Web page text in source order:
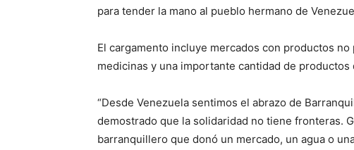
para tender la mano al pueblo hermano de
El cargamento incluye mercados con productos
medicinas y una importante cantidad de
“Desde Venezuela sentimos el abrazo de
demostrado que la solidaridad no tiene fronteras.
barranquillero que donó un mercado, un agua o